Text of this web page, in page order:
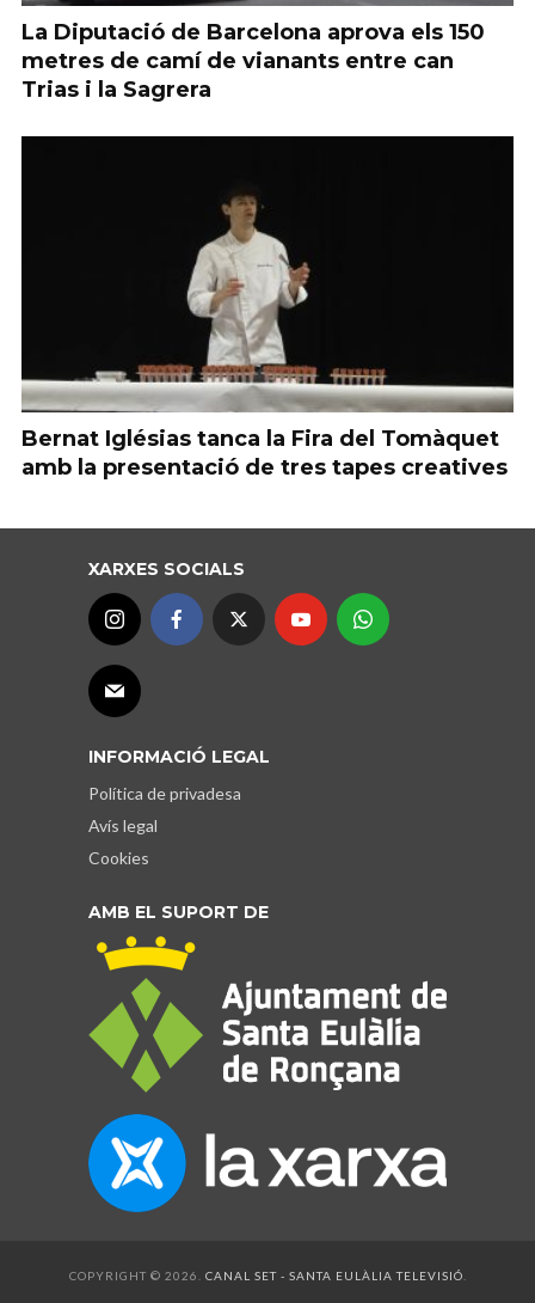
La Diputació de Barcelona aprova els 150
metres de camí de vianants entre can
Trias i la Sagrera
Bernat Iglésias tanca la Fira del Tomàquet
amb la presentació de tres tapes creatives
XARXES SOCIALS
INFORMACIÓ LEGAL
Política de privadesa
Avís legal
Cookies
AMB EL SUPORT DE
COPYRIGHT © 2026. CANAL SET - SANTA EULÀLIA TELEVISIÓ